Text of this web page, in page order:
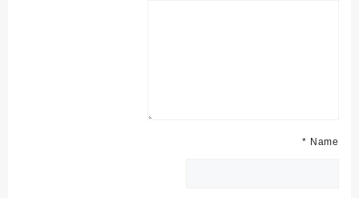
Name
*